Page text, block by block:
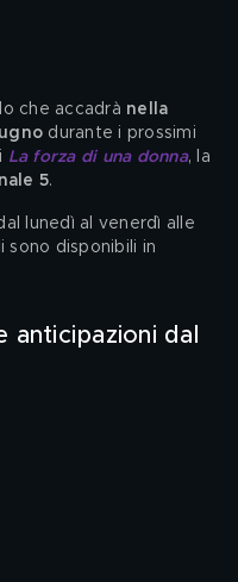
che accadrà nella
durante i prossimi
La forza di una donna, la
5.
lunedì al venerdì alle
sono disponibili in
anticipazioni dal